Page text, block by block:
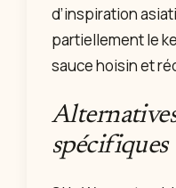
d’inspiration
partiellement le
sauce hoisin et
spécifiques